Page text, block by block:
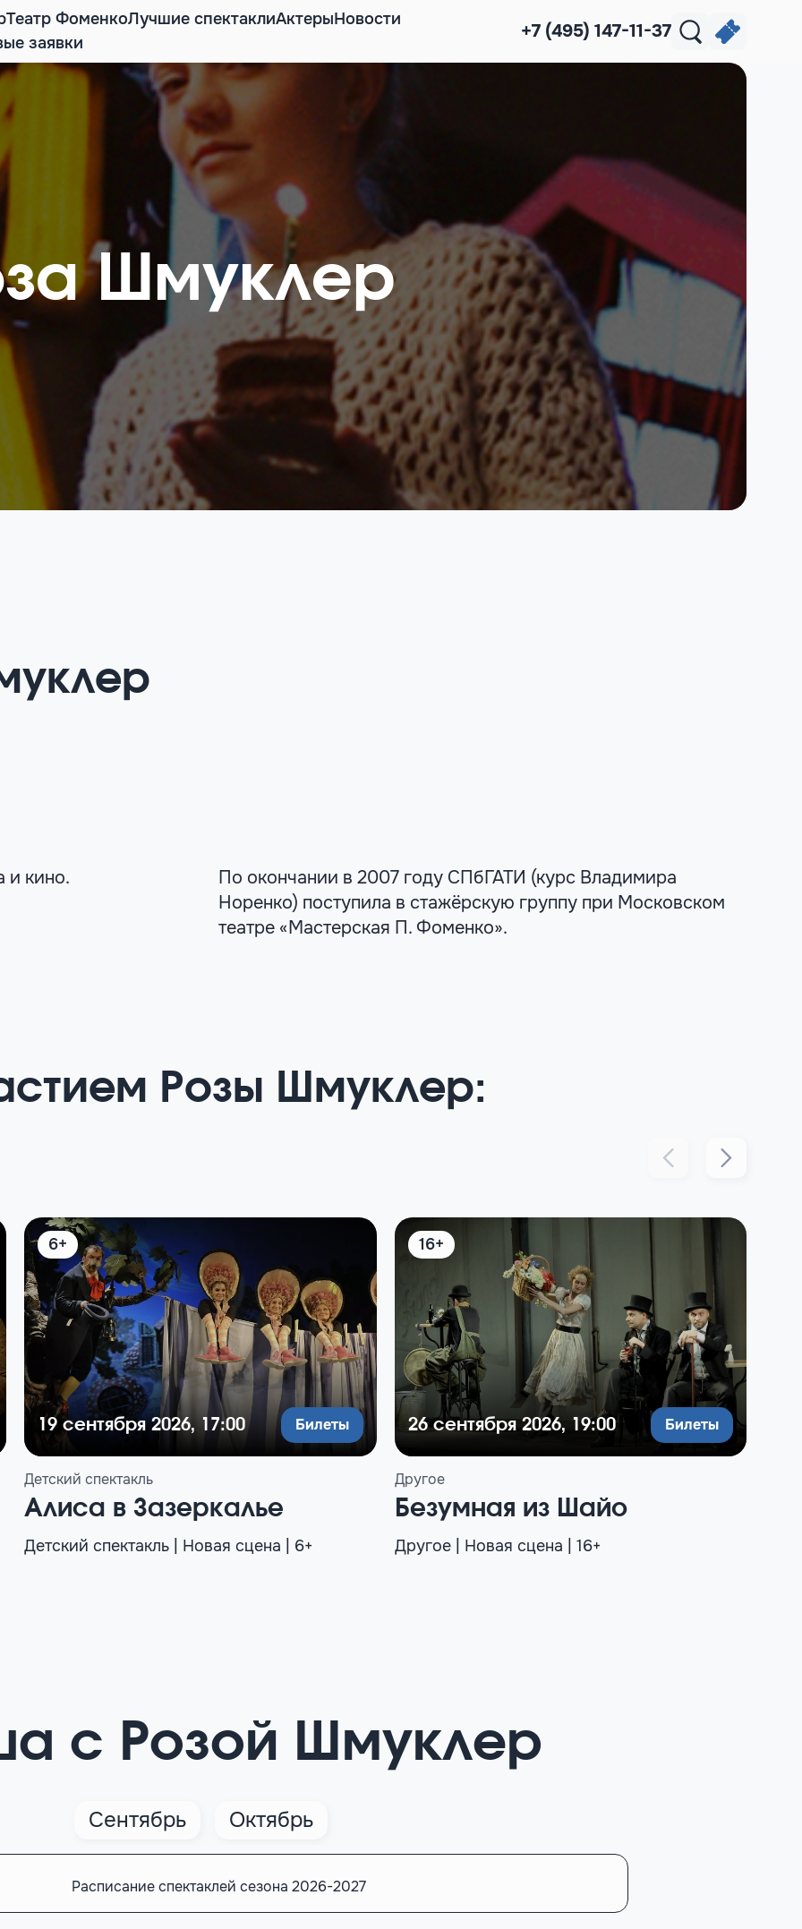
Театр ФоменкоЛучшие спектаклиАктерыНовости
заявки
+7 (495) 147-11-37
Шмуклер
и кино.
По окончании в 2007 году СПбГАТИ (курс Владимира
Норенко) поступила в стажёрскую группу при Московском
театре «Мастерская П. Фоменко».
Розы Шмуклер:
6+
19 сентября 2026, 17:00 Билеты
Детский спектакль
Алиса в Зазеркалье
Детский спектакль | Новая сцена | 6+
16+
26 сентября 2026, 19:00 Билеты
Другое
Безумная из Шайо
Другое | Новая сцена | 16+
с Розой Шмуклер
Сентябрь Октябрь
Расписание спектаклей сезона 2026-2027